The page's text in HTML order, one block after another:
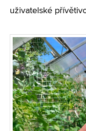
uživatelské